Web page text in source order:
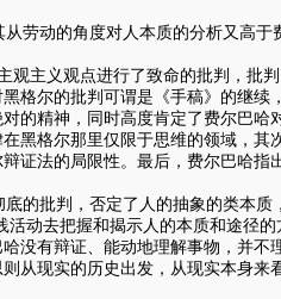
劳动的角度对人本质的分析又高于
主义观点进行了致命的批判，批
格尔的批判可谓是《手稿》的继
的精神，同时高度肯定了费尔巴
黑格尔那里仅限于思维的领域，其
证法的局限性。最后，费尔巴哈
批判，否定了人的抽象的类本质
动去把握和揭示人的本质和途径
没有辩证、能动地理解事物，并
从现实的历史出发，从现实本身来